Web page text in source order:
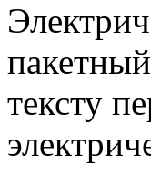
тексту